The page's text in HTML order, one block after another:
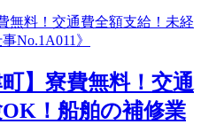
】寮費無料！交通
！船舶の補修業